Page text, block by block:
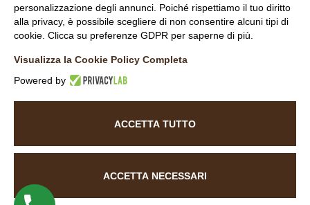
INFORMATIVA NAVIGATORI DEL SITO
DICHIARAZIONE DI ACCESSIBILITÀ
personalizzazione degli annunci. Poiché rispettiamo il tuo diritto
alla privacy, è possibile scegliere di non consentire alcuni tipi di
cookie. Clicca su preferenze GDPR per saperne di più.
Visualizza la Cookie Policy Completa
Powered by
ACCETTA TUTTO
ACCETTA NECESSARI